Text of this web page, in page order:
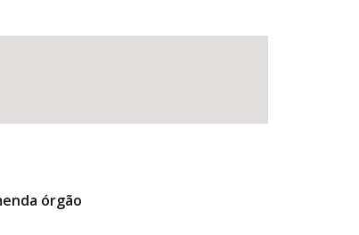
órgão